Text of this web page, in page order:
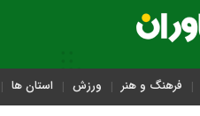
فرهنگ و هنر ورزش استان ها